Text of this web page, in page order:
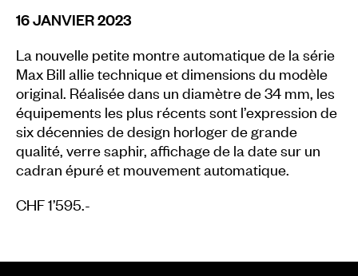
16 JANVIER 2023
La nouvelle petite montre automatique de la série
Max Bill allie technique et dimensions du modèle
original. Réalisée dans un diamètre de 34 mm, les
équipements les plus récents sont l’expression de
six décennies de design horloger de grande
qualité, verre saphir, affichage de la date sur un
cadran épuré et mouvement automatique.
CHF 1’595.-